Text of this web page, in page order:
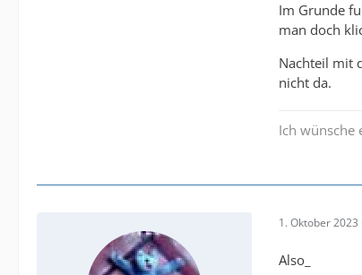
Im Grunde
man doch
Nachteil mit
nicht da.
Ich wünsche
1. Oktober 2023
Also_